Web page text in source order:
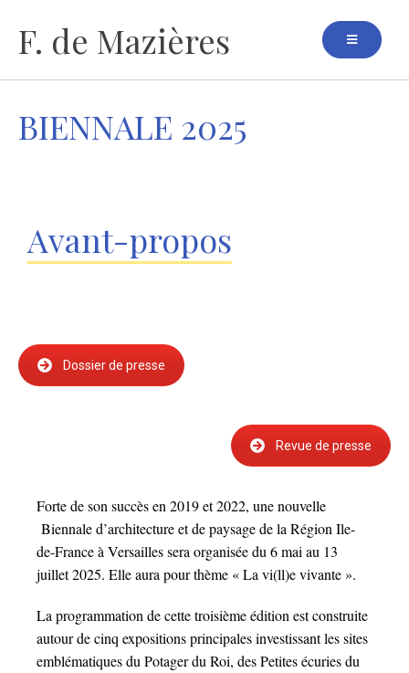
contenuF. de Mazières
BIENNALE 2025
Avant-propos
Dossier de presse
Revue de presse
Forte de son succès en 2019 et 2022, une nouvelle
Biennale d’architecture et de paysage de la Région Ile-
de-France à Versailles sera organisée du 6 mai au 13
juillet 2025. Elle aura pour thème « La vi(ll)e vivante ».
La programmation de cette troisième édition est construite
autour de cinq expositions prin­cipales investissant les sites
emblématiques du Potager du Roi, des Petites écuries du